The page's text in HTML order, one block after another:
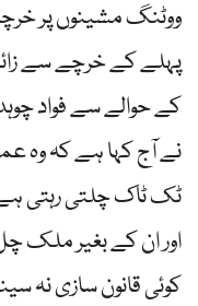
ووٹنگ مشینوں پر
پہلے کے خرچے سے
کے حوالے سے فواد
نے آج کہا ہے کہ وہ
ٹک ٹاک چلتی رہتی
اور ان کے بغیر ملک
کوئی قانون سازی نہ